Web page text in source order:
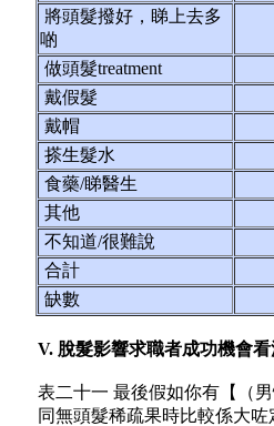
將頭髮撥好，睇上去多
啲
做頭髮treatment
戴假髮
戴帽
搽生髮水
食藥/睇醫生
其他
不知道/很難說
合計
缺數
V. 脫髮影響求職者成功機會看
表二十一 最後假如你有【（
同無頭髮稀疏果時比較係大